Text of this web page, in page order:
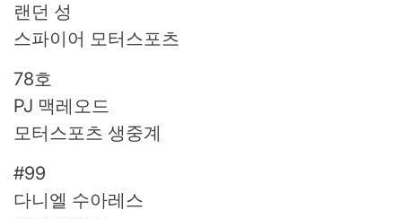
랜던 성
스파이어 모터스포츠
78호
PJ 맥레오드
모터스포츠 생중계
#99
다니엘 수아레스